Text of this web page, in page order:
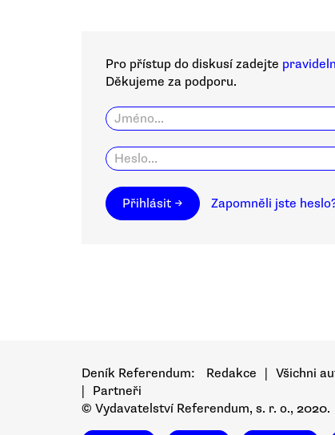
Pro přístup do diskusí zadejte
Děkujeme za podporu.
Přihlásit → Zapomněli jste
Deník Referendum: Redakce Všichni
Partneři
© Vydavatelství Referendum, s. r. o., 2020.